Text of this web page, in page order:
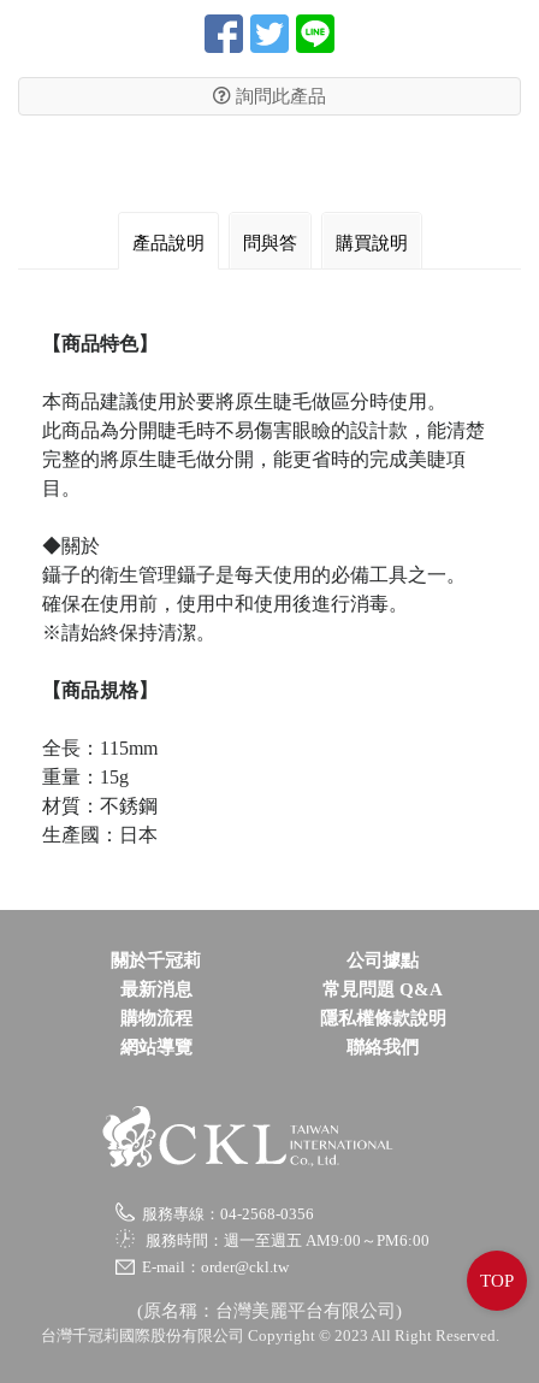
TOP
詢問此產品
產品說明 問與答 購買說明
【商品特色】
本商品建議使用於要將原生睫毛做區分時使用。
此商品為分開睫毛時不易傷害眼瞼的設計款，能清楚
完整的將原生睫毛做分開，能更省時的完成美睫項
目。
◆關於
鑷子的衛生管理鑷子是每天使用的必備工具之一。
確保在使用前，使用中和使用後進行消毒。
※請始終保持清潔。
【商品規格】
全長：115mm
重量：15g
材質：不銹鋼
生產國：日本
關於千冠莉
公司據點
最新消息
常見問題 Q&A
購物流程
隱私權條款說明
網站導覽
聯絡我們
服務專線：04-2568-0356
服務時間：週一至週五 AM9:00～PM6:00
E-mail：order@ckl.tw
(原名稱：台灣美麗平台有限公司)
台灣千冠莉國際股份有限公司 Copyright © 2023 All Right Reserved.